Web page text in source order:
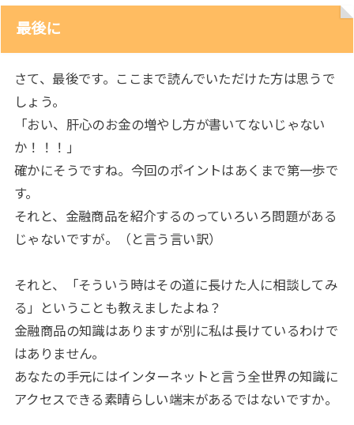
最後に
さて、最後です。ここまで読んでいただけた方は思うで
しょう。
「おい、肝心のお金の増やし方が書いてないじゃない
か！！！」
確かにそうですね。今回のポイントはあくまで第一歩で
す。
それと、金融商品を紹介するのっていろいろ問題がある
じゃないですが。（と言う言い訳）
それと、「そういう時はその道に長けた人に相談してみ
る」ということも教えましたよね？
金融商品の知識はありますが別に私は長けているわけで
はありません。
あなたの手元にはインターネットと言う全世界の知識に
アクセスできる素晴らしい端末があるではないですか。